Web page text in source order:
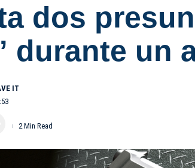
dos
durante un
2 Min Read